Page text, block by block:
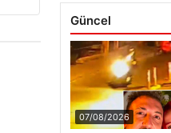
Güncel
07/08/2026